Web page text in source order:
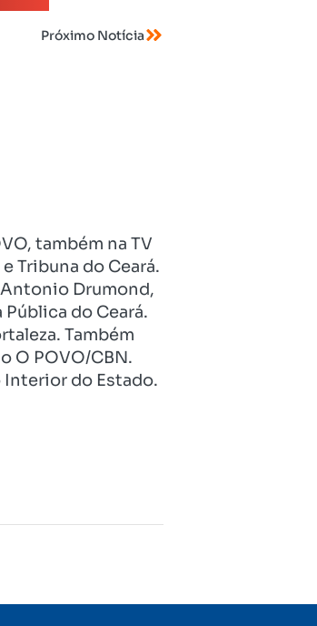
Próximo Notícia
também na TV
Tribuna do Ceará.
Drumond,
do Ceará.
Também
O POVO/CBN.
do Estado.